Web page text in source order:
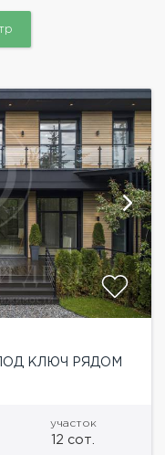
КЛЮЧ РЯДОМ
участок
12 сот.